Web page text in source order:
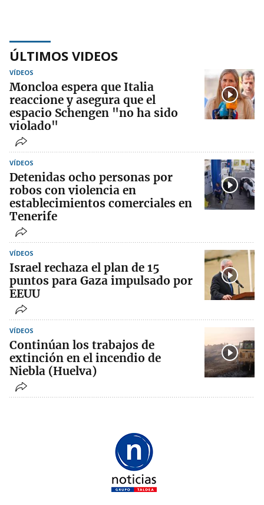
ÚLTIMOS VIDEOS
VÍDEOS
Moncloa espera que Italia
reaccione y asegura que el
espacio Schengen "no ha sido
violado"
VÍDEOS
Detenidas ocho personas por
robos con violencia en
establecimientos comerciales en
Tenerife
VÍDEOS
Israel rechaza el plan de 15
puntos para Gaza impulsado por
EEUU
VÍDEOS
Continúan los trabajos de
extinción en el incendio de
Niebla (Huelva)